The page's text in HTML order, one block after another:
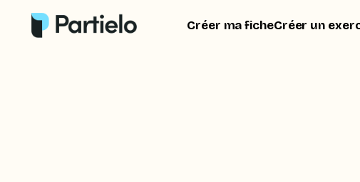
Créer ma ficheCréer un